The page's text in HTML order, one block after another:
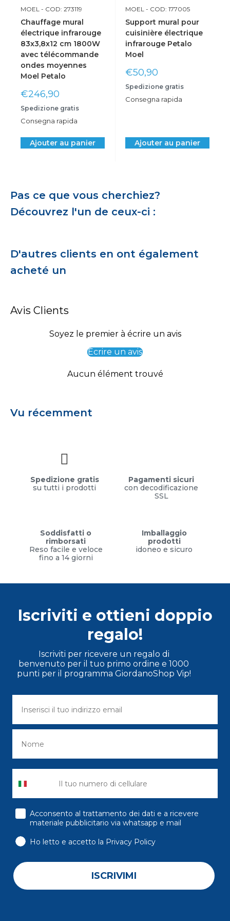
MOEL - COD: 273119
Chauffage mural
électrique infrarouge
83x3,8x12 cm 1800W
avec télécommande
ondes moyennes
Moel Petalo
Prix
réduit
€246,90
Spedizione gratis
Consegna rapida
Ajouter au panier
MOEL - COD: 177005
Support mural pour
cuisinière électrique
infrarouge Petalo
Moel
Prix
réduit
€50,90
Spedizione gratis
Consegna rapida
Ajouter au panier
Pas ce que vous cherchiez?
Découvrez l'un de ceux-ci :
D'autres clients en ont également
acheté un
Avis Clients
Soyez le premier à écrire un avis
Écrire un avis
Aucun élément trouvé
Vu récemment
Spedizione gratis
su tutti i prodotti
Pagamenti sicuri
con decodificazione
SSL
Soddisfatti o
rimborsati
Reso facile e veloce
fino a 14 giorni
Imballaggio
prodotti
idoneo e sicuro
Iscriviti e ottieni doppio
regalo!
Iscriviti per ricevere un regalo di
benvenuto per il tuo primo ordine e 1000
punti per il programma GiordanoShop Vip!
consenso
Acconsento al trattamento dei dati e a ricevere
materiale pubblicitario via whatsapp e mail
Ho letto e accetto la Privacy Policy
ISCRIVIMI